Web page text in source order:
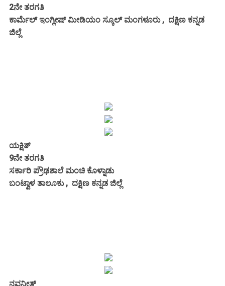
2ನೇ ತರಗತಿ
ಕಾರ್ಮೆಲ್ ಇಂಗ್ಲೀಷ್ ಮೀಡಿಯಂ ಸ್ಕೂಲ್ ಮಂಗಳೂರು , ದಕ್ಷಿಣ ಕನ್ನಡ
ಜಿಲ್ಲೆ
ಯಕ್ಷಿತ್
9ನೇ ತರಗತಿ
ಸರ್ಕಾರಿ ಪ್ರೌಢಶಾಲೆ ಮಂಚಿ ಕೊಳ್ನಾಡು
ಬಂಟ್ವಾಳ ತಾಲೂಕು , ದಕ್ಷಿಣ ಕನ್ನಡ ಜಿಲ್ಲೆ
ನವನೀತ್